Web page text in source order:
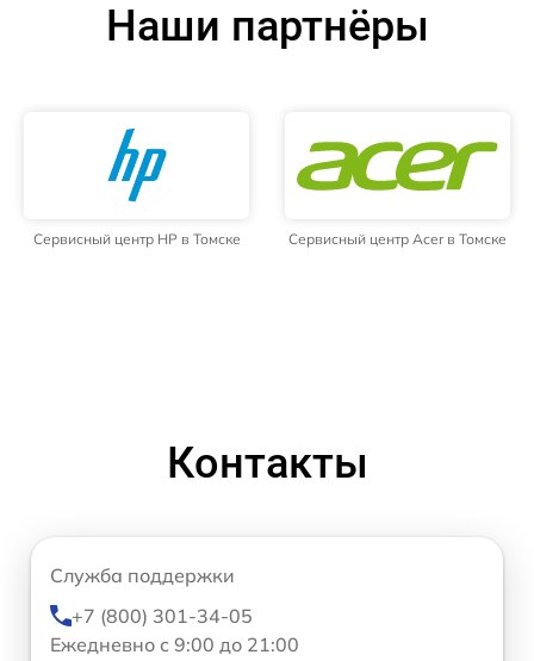
Наши партнёры
Сервисный центр HP в Томске Сервисный центр Acer в Томске
Контакты
Служба поддержки
+7 (800) 301-34-05
Ежедневно с 9:00 до 21:00